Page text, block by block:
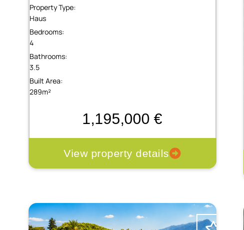
Property Type:
Haus
Bedrooms:
4
Bathrooms:
3.5
Built Area:
289m²
1,195,000 €
View property details